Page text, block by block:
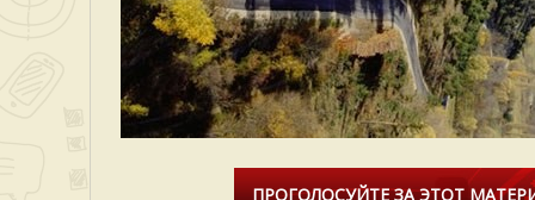
ПРОГОЛОСУЙТЕ ЗА ЭТОТ